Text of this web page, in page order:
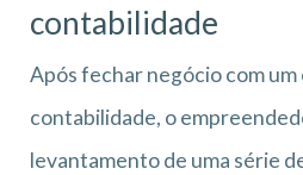
contabilidade
Após fechar negócio com
contabilidade, o
levantamento de uma série